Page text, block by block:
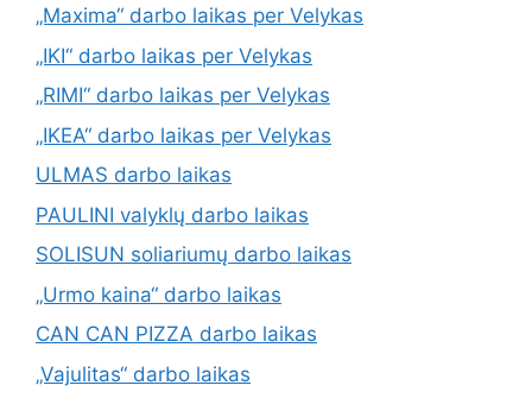
„Maxima“ darbo laikas per Velykas
„IKI“ darbo laikas per Velykas
„RIMI“ darbo laikas per Velykas
„IKEA“ darbo laikas per Velykas
ULMAS darbo laikas
PAULINI valyklų darbo laikas
SOLISUN soliariumų darbo laikas
„Urmo kaina“ darbo laikas
CAN CAN PIZZA darbo laikas
„Vajulitas“ darbo laikas